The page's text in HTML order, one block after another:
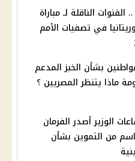
القنوات الناقلة لـ مباراة
في تصفيات الأمم
بشأن الخبز المدعم
ماذا يتنظر المصريين ؟
الوزير أصدر الفرمان
من التموين بشأن